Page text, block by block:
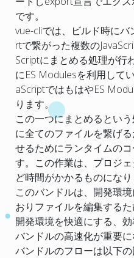
です。
vue-cliでは、ビルド時に
rtで繋がった複数の
Scriptにまとめる処理が行
にES Modulesを利用して
aScriptではもはやES
ります。
この一つにまとめるとい
に全てのファイルを繋げ
せるためにランタイムの
す。この作業は、プロジ
ど時間がかかるものになり
このバンドルは、開発環
おりファイルを編集する
開発環境を快適にする、
バンドルの高速化が重要に
バンドルのフローは以下の